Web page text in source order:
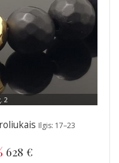
2
Ilgis: 17–23
628 €